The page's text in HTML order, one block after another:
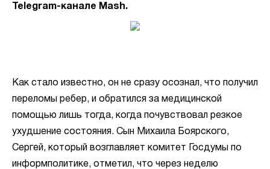
Telegram-канале Mash.
Как стало известно, он не сразу осознал, что получил
переломы ребер, и обратился за медицинской
помощью лишь тогда, когда почувствовал резкое
ухудшение состояния. Сын Михаила Боярского,
Сергей, который возглавляет комитет Госдумы по
информполитике, отметил, что через неделю